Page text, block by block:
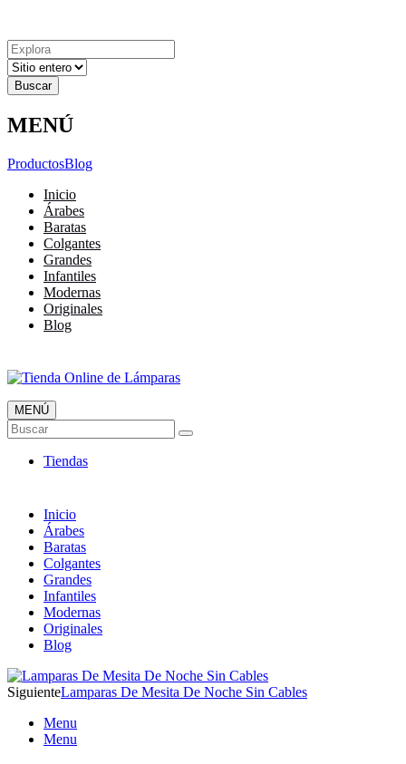
Resultados
para
MENÚ
ProductosBlog
Inicio
Árabes
Baratas
Colgantes
Grandes
Infantiles
Modernas
Originales
Blog
Tienda Online de Lámparas
TOP en Ventas
MENÚ
Buscar
Tiendas
Inicio
Árabes
Baratas
Colgantes
Grandes
Infantiles
Modernas
Originales
Blog
SiguienteLamparas De Mesita De Noche Sin Cables
Menu
Menu